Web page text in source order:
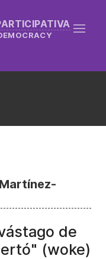
de
(woke)